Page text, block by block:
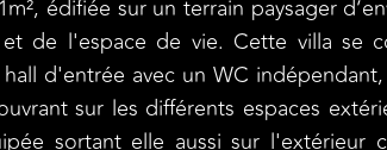
édifiée sur un terrain paysager
de l'espace de vie. Cette villa se
d'entrée avec un WC
sur les différents espaces
sortant elle aussi sur l'extérieur